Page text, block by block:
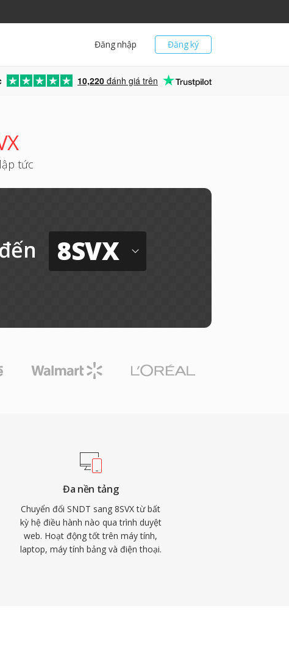
Đăng ký
Đăng nhập
10,220 đánh giá trên
tức
8SVX
Đa nền tảng
Chuyển đổi SNDT sang 8SVX từ bất
kỳ hệ điều hành nào qua trình duyệt
web. Hoạt động tốt trên máy tính,
laptop, máy tính bảng và điện thoại.